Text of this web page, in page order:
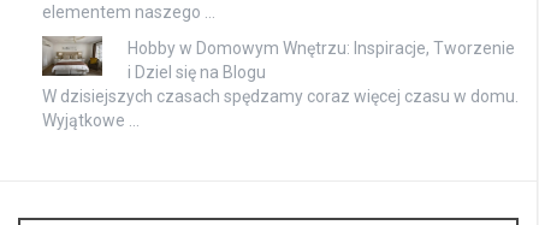
elementem naszego …
Hobby w Domowym Wnętrzu: Inspiracje, Tworzenie
i Dziel się na Blogu
W dzisiejszych czasach spędzamy coraz więcej czasu w domu.
Wyjątkowe …